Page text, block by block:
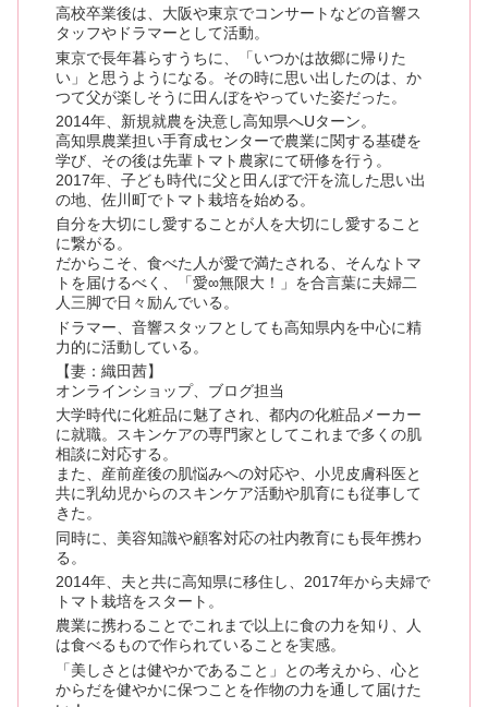
高校卒業後は、大阪や東京でコンサートなどの音響ス
タッフやドラマーとして活動。
東京で長年暮らすうちに、「いつかは故郷に帰りた
い」と思うようになる。その時に思い出したのは、か
つて父が楽しそうに田んぼをやっていた姿だった。
2014年、新規就農を決意し高知県へUターン。
高知県農業担い手育成センターで農業に関する基礎を
学び、その後は先輩トマト農家にて研修を行う。
2017年、子ども時代に父と田んぼで汗を流した思い出
の地、佐川町でトマト栽培を始める。
自分を大切にし愛することが人を大切にし愛すること
に繋がる。
だからこそ、食べた人が愛で満たされる、そんなトマ
トを届けるべく、「愛∞無限大！」を合言葉に夫婦二
人三脚で日々励んでいる。
ドラマー、音響スタッフとしても高知県内を中心に精
力的に活動している。
【妻：織田茜】
オンラインショップ、ブログ担当
大学時代に化粧品に魅了され、都内の化粧品メーカー
に就職。スキンケアの専門家としてこれまで多くの肌
相談に対応する。
また、産前産後の肌悩みへの対応や、小児皮膚科医と
共に乳幼児からのスキンケア活動や肌育にも従事して
きた。
同時に、美容知識や顧客対応の社内教育にも長年携わ
る。
2014年、夫と共に高知県に移住し、2017年から夫婦で
トマト栽培をスタート。
農業に携わることでこれまで以上に食の力を知り、人
は食べるもので作られていることを実感。
「美しさとは健やかであること」との考えから、心と
からだを健やかに保つことを作物の力を通して届けた